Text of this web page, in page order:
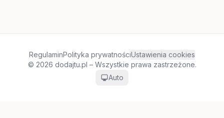
RegulaminPolityka prywatnościUstawienia cookies
© 2026 dodajtu.pl – Wszystkie prawa zastrzeżone.
Auto